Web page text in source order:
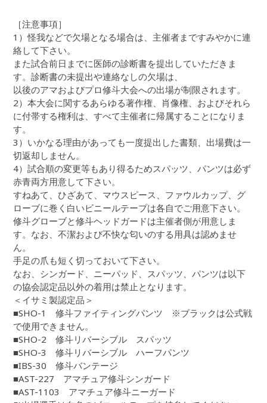
［注意事項］
1）怪我などで欠場となる場合は、主催者まですみやかに連
絡して下さい。
また試合前日までに医師の診断書を提出していただきま
す。診断書の未提出や連絡なしの欠場は、
以後のアマおよびプロ修斗大会への出場が制限されます。
2）本大会に関するあらゆる著作権、肖像権、およびそれら
に付帯する権利は、すべて主催者に帰属することになりま
す。
3）いかなる理由があっても一度提出した書類、出場費は一
切返却しません。
4）試合順の変更等もあり得るためスパッツ、パンツは必ず
赤青両方用意して下さい。
すねあて、ひざあて、マウスピース、ファウルカップ、グ
ローブに巻く白いビニールテープは各自でご用意下さい。
修斗グローブと修斗ヘッドガードは主催者側が用意しま
す。なお、不潔および不快な匂いのする用具は認めませ
ん。
手足の爪も短く切っておいて下さい。
なお、シンガード、ニーパッド、スパッツ、パンツは以下
の協会認定品以外の着用は禁止となります。
＜イサミ製認定品＞
■SHO-1 修斗ファイティングパンツ ※ブラックは公式戦
で使用できません。
■SHO-2 修斗リバーシブル スパッツ
■SHO-3 修斗リバーシブル ハーフパンツ
■IBS-30 修斗バンテージ
■AST-227 アマチュア修斗シンガード
■AST-1103 アマチュア修斗ニーガード